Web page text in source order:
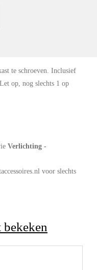
te schroeven. Inclusief
op, nog slechts 1 op
Verlichting -
voor slechts
bekeken